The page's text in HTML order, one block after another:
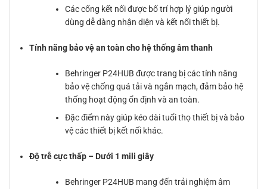
Các cổng kết nối được bố trí hợp lý giúp người
dùng dễ dàng nhận diện và kết nối thiết bị.
Tính năng bảo vệ an toàn cho hệ thống âm thanh
Behringer P24HUB được trang bị các tính năng
bảo vệ chống quá tải và ngắn mạch, đảm bảo hệ
thống hoạt động ổn định và an toàn.
Đặc điểm này giúp kéo dài tuổi thọ thiết bị và bảo
vệ các thiết bị kết nối khác.
Độ trễ cực thấp – Dưới 1 mili giây
Behringer P24HUB mang đến trải nghiệm âm